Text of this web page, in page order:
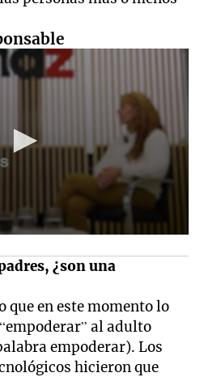
¿son una
que en este momento lo
al adulto
empoderar). Los
hicieron que